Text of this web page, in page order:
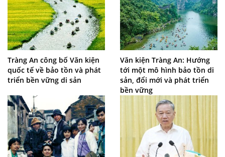
Tràng An công bố Văn kiện
quốc tế về bảo tồn và phát
triển bền vững di sản
Văn kiện Tràng An: Hướng
tới một mô hình bảo tồn di
sản, đổi mới và phát triển
bền vững